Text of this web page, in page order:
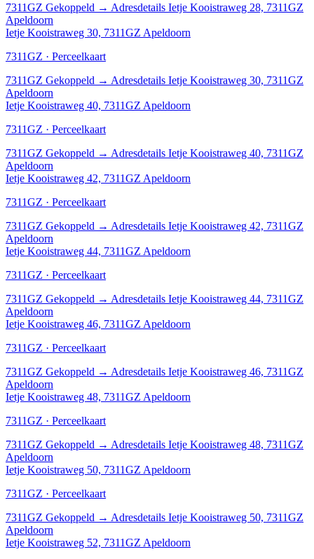
7311GZ Gekoppeld → Adresdetails Ietje Kooistraweg 28, 7311GZ
Apeldoorn
Ietje Kooistraweg 30, 7311GZ Apeldoorn
7311GZ · Perceelkaart
7311GZ Gekoppeld → Adresdetails Ietje Kooistraweg 30, 7311GZ
Apeldoorn
Ietje Kooistraweg 40, 7311GZ Apeldoorn
7311GZ · Perceelkaart
7311GZ Gekoppeld → Adresdetails Ietje Kooistraweg 40, 7311GZ
Apeldoorn
Ietje Kooistraweg 42, 7311GZ Apeldoorn
7311GZ · Perceelkaart
7311GZ Gekoppeld → Adresdetails Ietje Kooistraweg 42, 7311GZ
Apeldoorn
Ietje Kooistraweg 44, 7311GZ Apeldoorn
7311GZ · Perceelkaart
7311GZ Gekoppeld → Adresdetails Ietje Kooistraweg 44, 7311GZ
Apeldoorn
Ietje Kooistraweg 46, 7311GZ Apeldoorn
7311GZ · Perceelkaart
7311GZ Gekoppeld → Adresdetails Ietje Kooistraweg 46, 7311GZ
Apeldoorn
Ietje Kooistraweg 48, 7311GZ Apeldoorn
7311GZ · Perceelkaart
7311GZ Gekoppeld → Adresdetails Ietje Kooistraweg 48, 7311GZ
Apeldoorn
Ietje Kooistraweg 50, 7311GZ Apeldoorn
7311GZ · Perceelkaart
7311GZ Gekoppeld → Adresdetails Ietje Kooistraweg 50, 7311GZ
Apeldoorn
Ietje Kooistraweg 52, 7311GZ Apeldoorn